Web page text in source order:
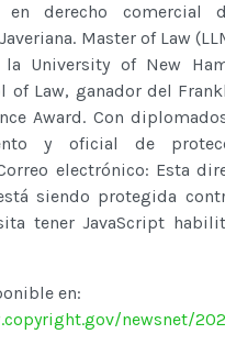
en derecho comercial
Master of Law
la University of New
of Law, ganador del
Award. Con
y oficial de
electrónico: Esta
siendo protegida
tener JavaScript
en:
newsnet/